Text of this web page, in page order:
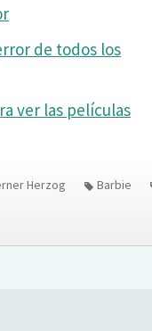
de todos los
ver las películas
Herzog Barbie